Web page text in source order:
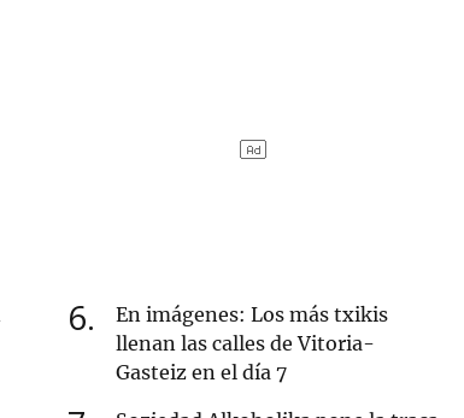
6
En imágenes: Los más txikis
llenan las calles de Vitoria-
Gasteiz en el día 7